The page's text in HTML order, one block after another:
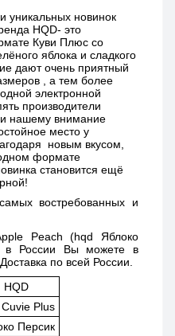
новинок
HQD- это
Куви Плюс со
яблока и сладкого
дают очень приятный
, а тем более
электронной
производители
нашему внимание
место у
новым вкусом,
формате
становится ещё
востребованных и
Peach (hqd Яблоко
в России Вы можете в
по всей России.
HQD
Plus
Персик